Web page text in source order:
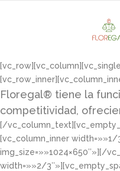
Floregal® tiene la
competitividad,
[/
[vc_column_inner width=»»1/
img_size=»»1024×650″»][/
width=»»2/